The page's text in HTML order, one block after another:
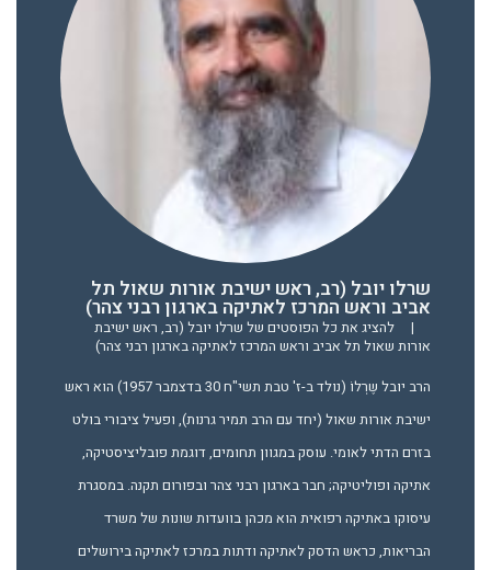
שרלו יובל (רב, ראש ישיבת אורות שאול תל
אביב וראש המרכז לאתיקה בארגון רבני צהר)
|
להציג את כל הפוסטים של שרלו יובל (רב, ראש ישיבת
אורות שאול תל אביב וראש המרכז לאתיקה בארגון רבני צהר)
הרב יובל שֶרְלוֹ (נולד ב-ז' טבת תשי"ח 30 בדצמבר 1957) הוא ראש
ישיבת אורות שאול (יחד עם הרב תמיר גרנות), ופעיל ציבורי בולט
בזרם הדתי לאומי. עוסק במגוון תחומים, דוגמת פובליציסטיקה,
אתיקה ופוליטיקה; חבר בארגון רבני צהר ובפורום תקנה. במסגרת
עיסוקו באתיקה רפואית הוא מכהן בוועדות שונות של משרד
הבריאות, כראש הדסק לאתיקה ודתות במרכז לאתיקה בירושלים